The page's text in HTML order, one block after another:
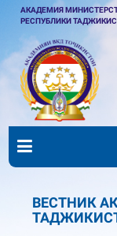
АКАДЕМИЯ
РЕСПУБЛИКИ
ВЕСТНИК